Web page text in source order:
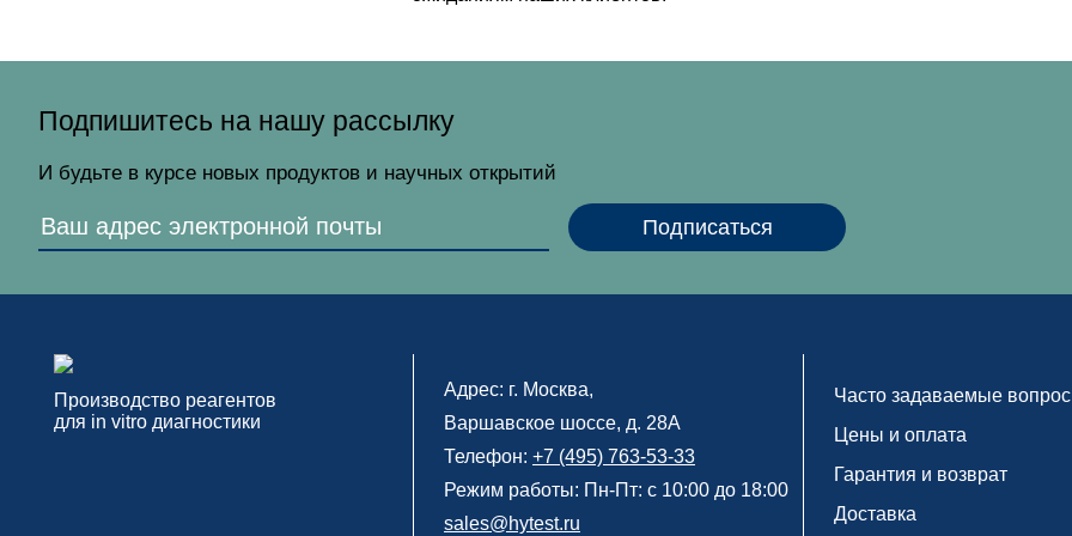
Подпишитесь на нашу рассылку
И будьте в курсе новых продуктов и научных открытий
Производство реагентов
для in vitro диагностики
Адрес: г. Москва,
Варшавское шоссе, д. 28А
Телефон: +7 (495) 763-53-33
Режим работы: Пн-Пт: с 10:00 до 18:00
sales@hytest.ru
Часто задаваемые
Цены и оплата
Гарантия и возврат
Доставка